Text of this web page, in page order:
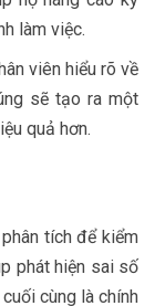
làm việc.
viên hiểu rõ về
sẽ tạo ra một
quả hơn.
tích để kiểm
phát hiện sai số
cùng là chính